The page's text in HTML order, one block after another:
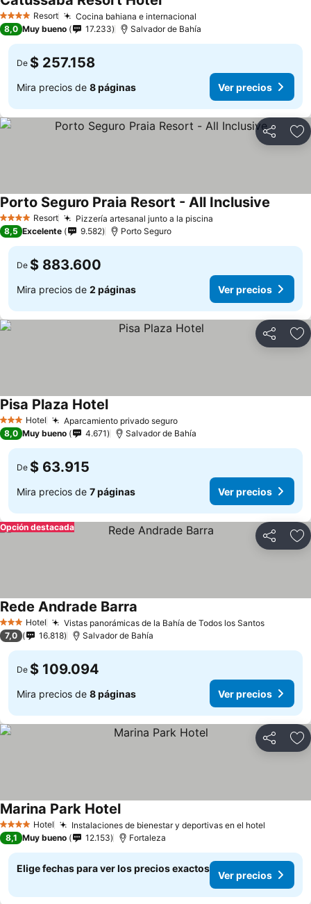
4 EstrellasResort Cocina bahiana e internacional
8,0 Muy bueno 17.233 Salvador de Bahía
De $ 257.158
Mira precios de 8 páginas Ver precios
Compartir
4 EstrellasResort Pizzería artesanal junto a la piscina
Porto Seguro Praia Resort - All Inclusive
8,5 Excelente 9.582 Porto Seguro
De $ 883.600
Mira precios de 2 páginas Ver precios
Compartir
3 Estrellas
Hotel Aparcamiento privado seguro
Pisa Plaza Hotel
8,0 Muy bueno 4.671 Salvador de Bahía
De $ 63.915
Mira precios de 7 páginas Ver precios
Compartir
Opción destacada
3 Estrellas
Hotel Vistas panorámicas de la Bahía de Todos los Santos
Rede Andrade Barra
7,0 16.818 Salvador de Bahía
De $ 109.094
Mira precios de 8 páginas Ver precios
Compartir
4 EstrellasHotel Instalaciones de bienestar y deportivas en el hotel
Marina Park Hotel
8,1 Muy bueno 12.153 Fortaleza
Elige fechas para ver los precios exactos
Ver precios